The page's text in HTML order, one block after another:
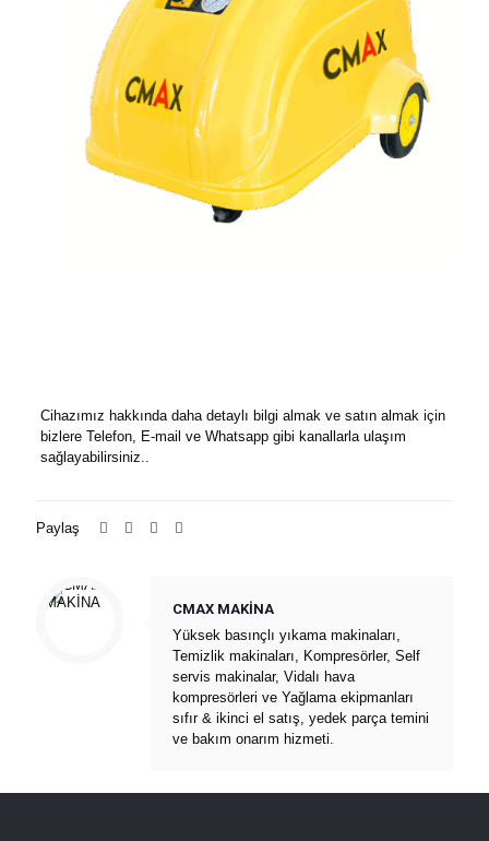
Cihazımız hakkında daha detaylı bilgi almak ve satın almak için
bizlere Telefon, E-mail ve Whatsapp gibi kanallarla ulaşım
sağlayabilirsiniz..
Paylaş
CMAX MAKİNA
Yüksek basınçlı yıkama makinaları,
Temizlik makinaları, Kompresörler, Self
servis makinalar, Vidalı hava
kompresörleri ve Yağlama ekipmanları
sıfır & ikinci el satış, yedek parça temini
ve bakım onarım hizmeti.